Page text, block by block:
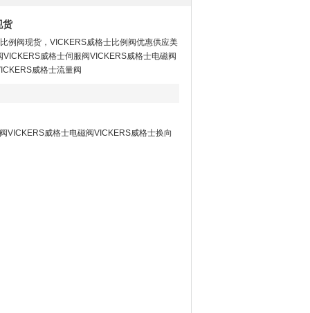
货
例阀现货，VICKERS威格士比例阀优惠供应美
威格士伺服阀VICKERS威格士电磁阀
威格士流量阀
VICKERS威格士电磁阀VICKERS威格士换向